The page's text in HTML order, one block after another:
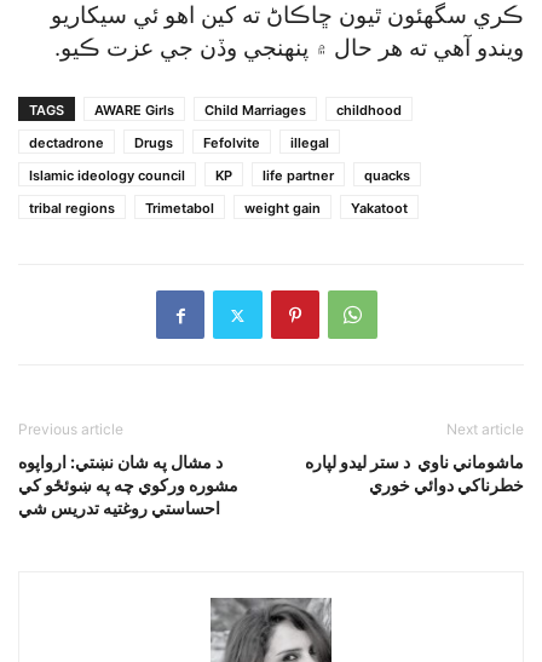
ڪري سگھئون ٿيون ڇاڪاڻ ته کين اهو ئي سيکاريو
ويندو آهي ته هر حال ۾ پنهنجي وڏن جي عزت ڪيو.
TAGS AWARE Girls Child Marriages
childhood
dectadrone
Drugs Fefolvite
illegal
Islamic ideology council
KP life partner
quacks
tribal regions
Trimetabol weight gain Yakatoot
Previous article
د مشال په شان نښتي: ارواپوه
مشوره ورکوي چه په ښوئځو کي
احساستي روغتيه تدريس شي
Next article
ماشوماني ناوي د ستر ليدو لپاره
خطرناکي دوائي خوري